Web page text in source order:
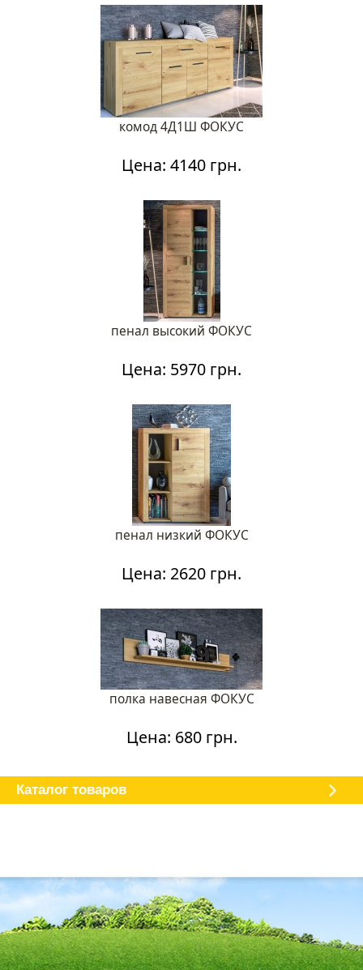
комод 4Д1Ш ФОКУС
Цена: 4140 грн.
пенал высокий ФОКУС
Цена: 5970 грн.
пенал низкий ФОКУС
Цена: 2620 грн.
полка навесная ФОКУС
Цена: 680 грн.
Каталог товаров